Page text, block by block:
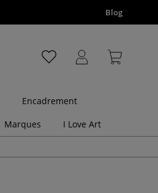
Blog
Encadrement
Marques I Love Art